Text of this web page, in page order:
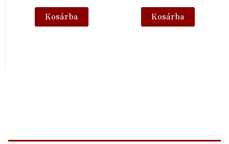
Kosárba Kosárba